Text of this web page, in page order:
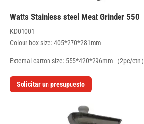
550 Watts Stainless steel Meat Grinder
KD01001
Colour box size: 405*270*281mm
External carton size: 555*420*296mm（2pc/ctn）
Solicitar un presupuesto